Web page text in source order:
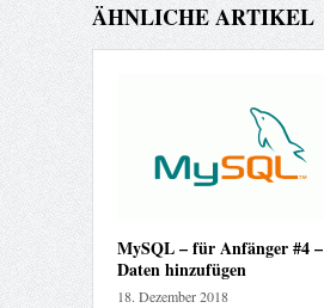
ÄHNLICHE ARTIKEL
MySQL – für Anfänger #4 –
Daten hinzufügen
18. Dezember 2018